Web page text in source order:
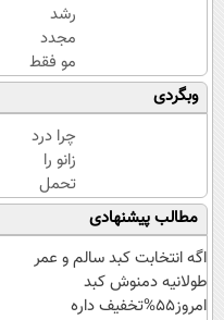
رشد
مجدد
مو فقط
با این
شامپو
ممکنه
🔥
(تخفیف
ویژه در
خرید
فوری)
وبگردی
چرا درد
زانو را
تحمل
می‌کنی؟
خیلی
ساده
درمانش
مطالب پیشنهادی
اگه انتخابت کبد سالم و عمر
طولانیه دمنوش کبد
امروز55%تخفیف داره